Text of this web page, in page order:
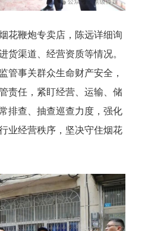
花鞭炮专卖店，陈远详细询
货渠道、经营资质等情况。
管事关群众生命财产安全，
责任，紧盯经营、运输、储
排查、抽查巡查力度，强化
业经营秩序，坚决守住烟花